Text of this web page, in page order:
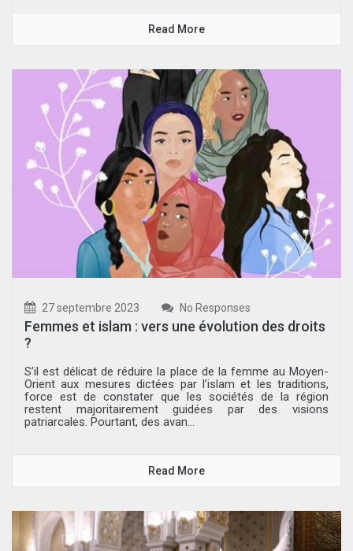
Read More
27 septembre 2023 No Responses
Femmes et islam : vers une évolution des droits
?
S’il est délicat de réduire la place de la femme au Moyen-
Orient aux mesures dictées par l’islam et les traditions,
force est de constater que les sociétés de la région
restent majoritairement guidées par des visions
patriarcales. Pourtant, des avan...
Read More